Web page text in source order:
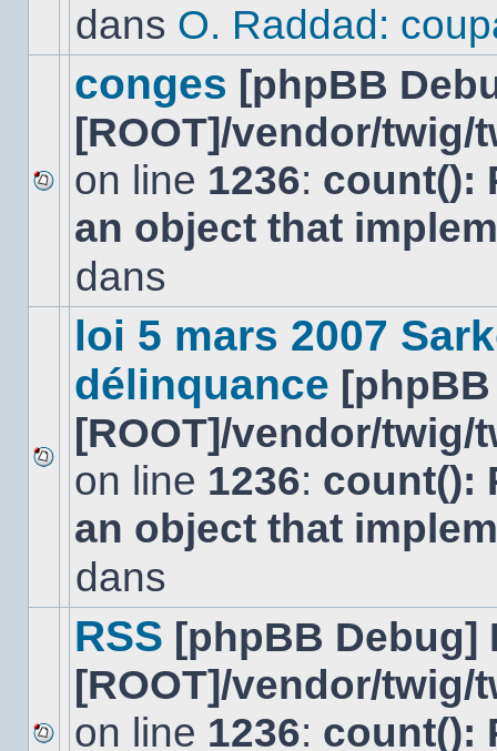
sujet.
dans O. Raddad:
Aucun
nouveau
message
sujet.
conges [phpBB
[ROOT]/vendor/
on line 1236: count():
an object that
dans
Aucun
nouveau
message
non-
dans
loi 5 mars 2007
délinquance
[ROOT]/vendor/
on line 1236: count():
an object that
dans
RSS [phpBB Debug]
[ROOT]/vendor/
on line 1236: count():